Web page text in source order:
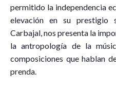
permitido la independencia
elevación en su prestigio
Carbajal, nos presenta la
la antropología de la
composiciones que hablan
prenda.